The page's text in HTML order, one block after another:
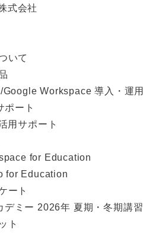
いて
Workspace 導入・運用
ポート
用サポート
for Education
for Education
ート
デミー 2026年 夏期・冬期講習
ト